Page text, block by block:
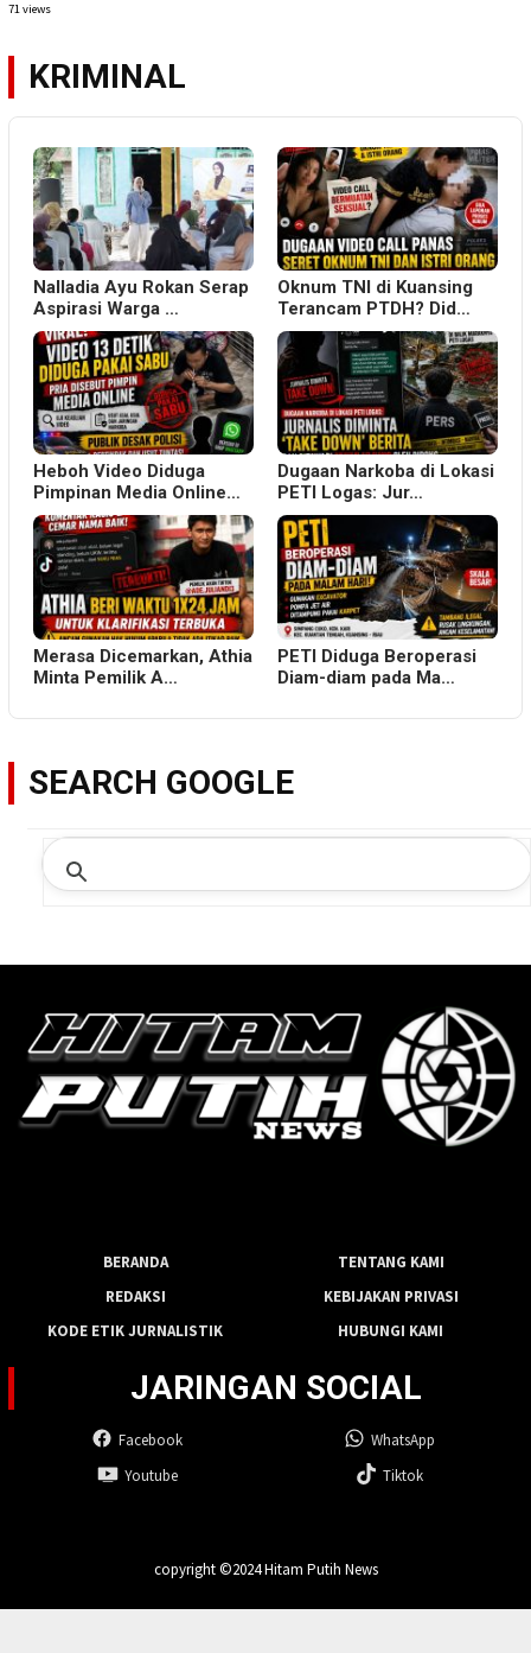
71 views
KRIMINAL
Nalladia Ayu Rokan Serap
Aspirasi Warga …
Oknum TNI di Kuansing
Terancam PTDH? Did…
Heboh Video Diduga
Pimpinan Media Online…
Dugaan Narkoba di Lokasi
PETI Logas: Jur…
Merasa Dicemarkan, Athia
Minta Pemilik A…
PETI Diduga Beroperasi
Diam-diam pada Ma…
SEARCH GOOGLE
BERANDA
TENTANG KAMI
REDAKSI
KEBIJAKAN PRIVASI
KODE ETIK JURNALISTIK
HUBUNGI KAMI
JARINGAN SOCIAL
Facebook
WhatsApp
Youtube
Tiktok
copyright ©2024 Hitam Putih News